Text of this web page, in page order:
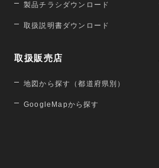
製品チラシダウンロード
取扱説明書ダウンロード
取扱販売店
地図から探す（都道府県別）
GoogleMapから探す